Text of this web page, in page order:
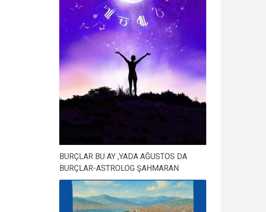
BURÇLAR BU AY ,YADA AĞUSTOS DA
BURÇLAR-ASTROLOG ŞAHMARAN